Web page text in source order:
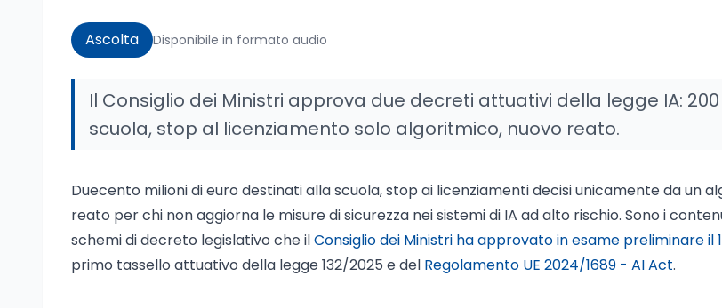
Ascolta Disponibile in formato audio
Il Consiglio dei Ministri approva due decreti attuativi della legge IA:
scuola, stop al licenziamento solo algoritmico, nuovo reato.
Duecento milioni di euro destinati alla scuola, stop ai licenziamenti decisi unicamente da un
reato per chi non aggiorna le misure di sicurezza nei sistemi di IA ad alto rischio. Sono i
schemi di decreto legislativo che ilConsiglio dei Ministri ha approvato in esame preliminare il
primo tassello attuativo della legge 132/2025 e del Regolamento UE 2024/1689 - AI Act.